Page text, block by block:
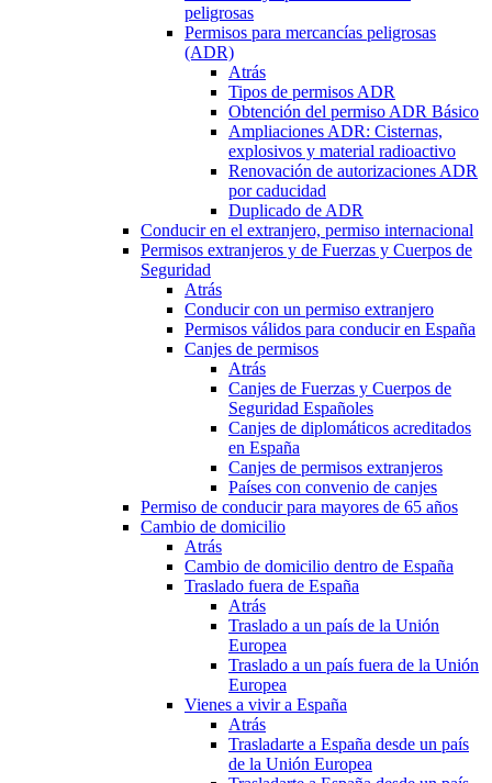
peligrosas
Permisos para mercancías peligrosas
(ADR)
Atrás
Tipos de permisos ADR
Obtención del permiso ADR Básico
Ampliaciones ADR: Cisternas,
explosivos y material radioactivo
Renovación de autorizaciones ADR
por caducidad
Duplicado de ADR
Conducir en el extranjero, permiso internacional
Permisos extranjeros y de Fuerzas y Cuerpos de
Seguridad
Atrás
Conducir con un permiso extranjero
Permisos válidos para conducir en España
Canjes de permisos
Atrás
Canjes de Fuerzas y Cuerpos de
Seguridad Españoles
Canjes de diplomáticos acreditados
en España
Canjes de permisos extranjeros
Países con convenio de canjes
Permiso de conducir para mayores de 65 años
Cambio de domicilio
Atrás
Cambio de domicilio dentro de España
Traslado fuera de España
Atrás
Traslado a un país de la Unión
Europea
Traslado a un país fuera de la Unión
Europea
Vienes a vivir a España
Atrás
Trasladarte a España desde un país
de la Unión Europea